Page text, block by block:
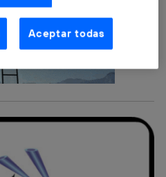
de consentimiento)
en nuestra(s) web(s)
una conexión a
por una de las
y otorgas tu
con la privacidad como
tu dirección IP y otra
cliente de
a la conexión que utilizas
Aceptar todas